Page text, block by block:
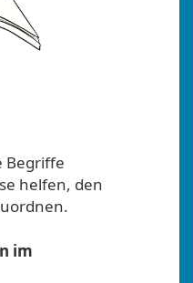
Begriffe
helfen, den
im